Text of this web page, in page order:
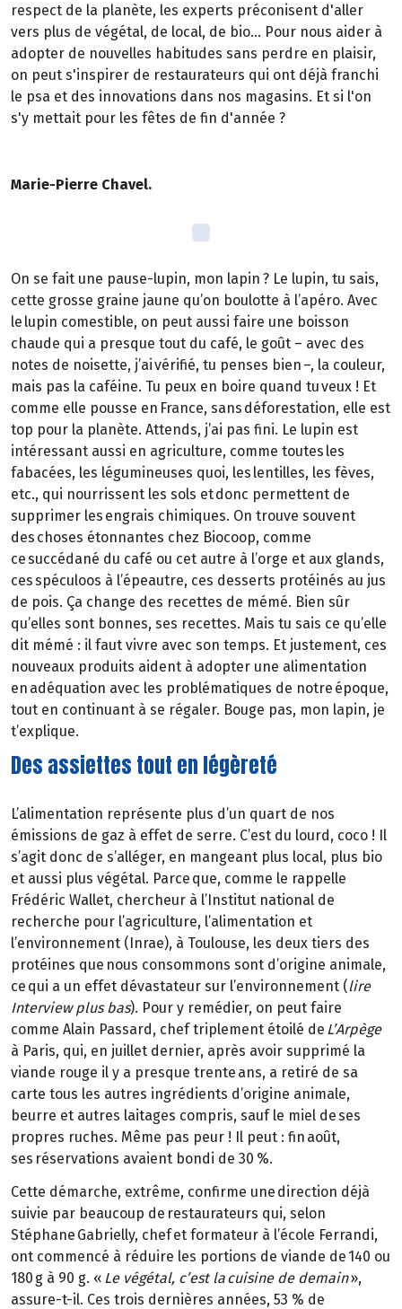
respect de la planète, les experts préconisent d'aller
vers plus de végétal, de local, de bio... Pour nous aider à
adopter de nouvelles habitudes sans perdre en plaisir,
on peut s'inspirer de restaurateurs qui ont déjà franchi
le psa et des innovations dans nos magasins. Et si l'on
s'y mettait pour les fêtes de fin d'année ?
Marie-Pierre Chavel.
On se fait une pause-lupin, mon lapin ? Le lupin, tu sais,
cette grosse graine jaune qu’on boulotte à l’apéro. Avec
le lupin comestible, on peut aussi faire une boisson
chaude qui a presque tout du café, le goût – avec des
notes de noisette, j’ai vérifié, tu penses bien –, la couleur,
mais pas la caféine. Tu peux en boire quand tu veux ! Et
comme elle pousse en France, sans déforestation, elle est
top pour la planète. Attends, j’ai pas fini. Le lupin est
intéressant aussi en agriculture, comme toutes les
fabacées, les légumineuses quoi, les lentilles, les fèves,
etc., qui nourrissent les sols et donc permettent de
supprimer les engrais chimiques. On trouve souvent
des choses étonnantes chez Biocoop, comme
ce succédané du café ou cet autre à l’orge et aux glands,
ces spéculoos à l’épeautre, ces desserts protéinés au jus
de pois. Ça change des recettes de mémé. Bien sûr
qu’elles sont bonnes, ses recettes. Mais tu sais ce qu’elle
dit mémé : il faut vivre avec son temps. Et justement, ces
nouveaux produits aident à adopter une alimentation
en adéquation avec les problématiques de notre époque,
tout en continuant à se régaler. Bouge pas, mon lapin, je
t’explique.
Des assiettes tout en légèreté
L’alimentation représente plus d’un quart de nos
émissions de gaz à effet de serre. C’est du lourd, coco ! Il
s’agit donc de s’alléger, en mangeant plus local, plus bio
et aussi plus végétal. Parce que, comme le rappelle
Frédéric Wallet, chercheur à l’Institut national de
recherche pour l’agriculture, l’alimentation et
l’environnement (Inrae), à Toulouse, les deux tiers des
protéines que nous consommons sont d’origine animale,
ce qui a un effet dévastateur sur l’environnement (lire
Interview plus bas). Pour y remédier, on peut faire
comme Alain Passard, chef triplement étoilé de L’Arpège
à Paris, qui, en juillet dernier, après avoir supprimé la
viande rouge il y a presque trente ans, a retiré de sa
carte tous les autres ingrédients d’origine animale,
beurre et autres laitages compris, sauf le miel de ses
propres ruches. Même pas peur ! Il peut : fin août,
ses réservations avaient bondi de 30 %.
Cette démarche, extrême, confirme une direction déjà
suivie par beaucoup de restaurateurs qui, selon
Stéphane Gabrielly, chef et formateur à l’école Ferrandi,
ont commencé à réduire les portions de viande de 140 ou
180 g à 90 g. « Le végétal, c’est la cuisine de demain»,
assure-t-il. Ces trois dernières années, 53 % de